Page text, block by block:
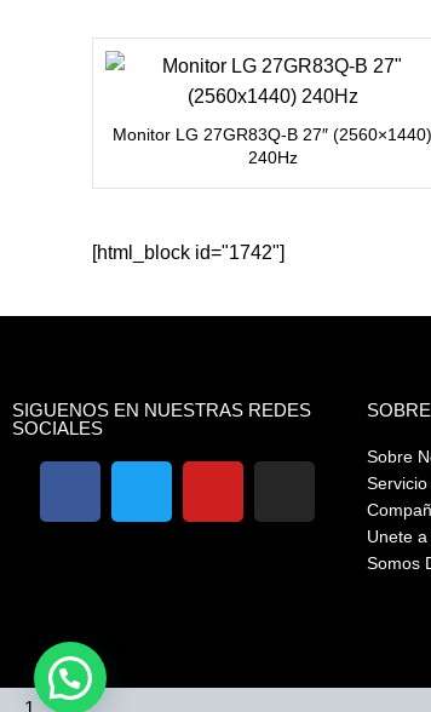
Monitor LG 27GR83Q-B 27″ (2560×1440)
240Hz
[html_block id="1742"]
SIGUENOS EN NUESTRAS REDES
SOCIALES
Sobre
Unete
Somos